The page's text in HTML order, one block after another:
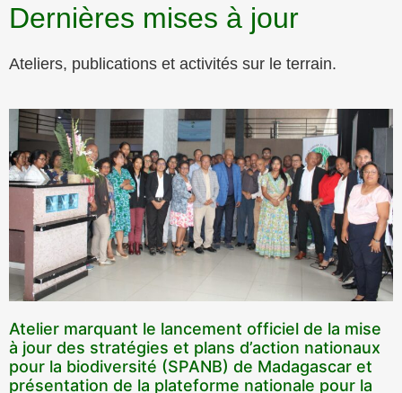
Dernières mises à jour
Ateliers, publications et activités sur le terrain.
Atelier marquant le lancement officiel de la mise
à jour des stratégies et plans d’action nationaux
pour la biodiversité (SPANB) de Madagascar et
présentation de la plateforme nationale pour la